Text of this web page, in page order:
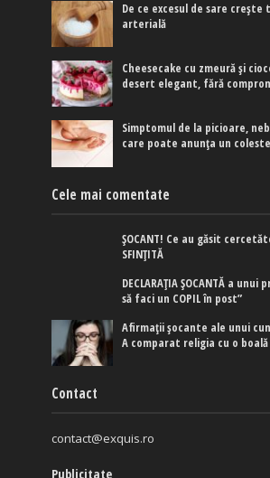
De ce excesul de sare crește
arterială
Cheesecake cu zmeură și
desert elegant, fără
Simptomul de la picioare,
care poate anunța un
Cele mai comentate
ȘOCANT! Ce au găsit
SFINȚITĂ
DECLARAȚIA ȘOCANTĂ a
să faci un COPIL în post”
Afirmaţii şocante ale unui
A comparat religia cu o
Contact
contact@exquis.ro
Publicitate